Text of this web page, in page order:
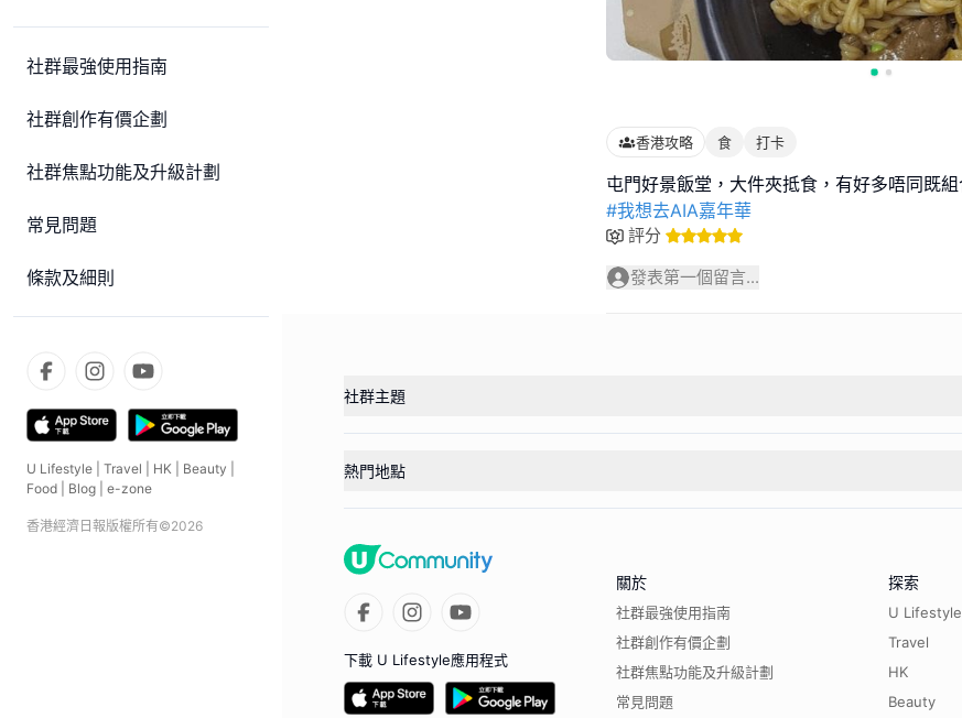
社群最強使用指南
社群創作有價企劃
社群焦點功能及升級計劃
常見問題
條款及細則
U Lifestyle Travel HK Beauty
Food
Blog e-zone
香港經濟日報版權所有©2026
香港攻略 食 打卡
#我想去AIA嘉年華
評分
發表第一個留言...
社群主題
熱門地點
下載 U Lifestyle應用程式
關於
社群最強使用指南
社群創作有價企劃
社群焦點功能及升級計劃
常見問題
探索
U Lifestyle
Travel
HK
Beauty